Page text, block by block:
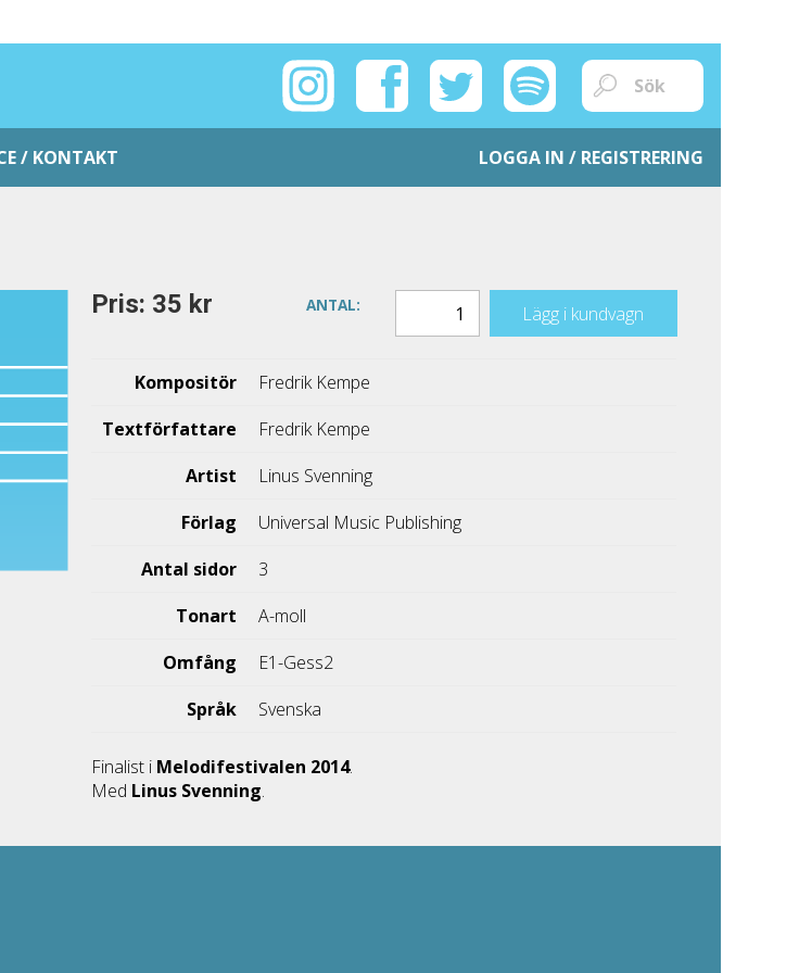
/ KONTAKT LOGGA IN / REGISTRERING
Pris: 35 kr ANTAL: Lägg i kundvagn
Kompositör
Fredrik Kempe
Textförfattare
Fredrik Kempe
Artist
Linus Svenning
Förlag
Universal Music Publishing
Antal sidor
3
Tonart
A-moll
Omfång
E1-Gess2
Språk
Svenska
Finalist i Melodifestivalen 2014.
Med Linus Svenning.